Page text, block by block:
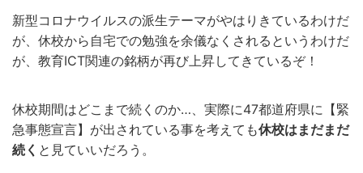
新型コロナウイルスの派生テーマがやはりきているわけだ
が、休校から自宅での勉強を余儀なくされるというわけだ
が、教育ICT関連の銘柄が再び上昇してきているぞ！
休校期間はどこまで続くのか…、実際に47都道府県に【緊
急事態宣言】が出されている事を考えても休校はまだまだ
続く と見ていいだろう。